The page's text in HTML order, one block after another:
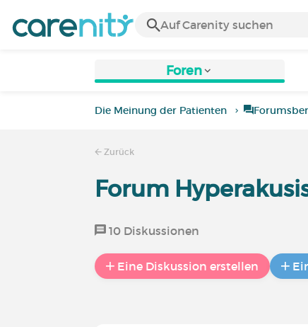
Foren
Die Meinung der Patienten
Zurück
Forum
10 Diskussionen
Eine Diskussion erstellen